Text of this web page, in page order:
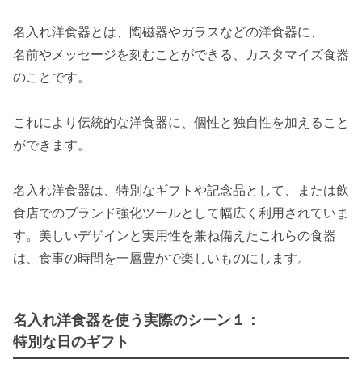
名入れ洋食器とは、陶磁器やガラスなどの洋食器に、
名前やメッセージを刻むことができる、カスタマイズ食器
のことです。
これにより伝統的な洋食器に、個性と独自性を加えること
ができます。
名入れ洋食器は、特別なギフトや記念品として、または飲
食店でのブランド強化ツールとして幅広く利用されていま
す。美しいデザインと実用性を兼ね備えたこれらの食器
は、食事の時間を一層豊かで楽しいものにします。
名入れ洋食器を使う実際のシーン１：
特別な日のギフト